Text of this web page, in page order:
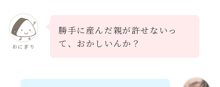
おにぎり
勝手に産んだ親が許せないっ
て、おかしいんか？